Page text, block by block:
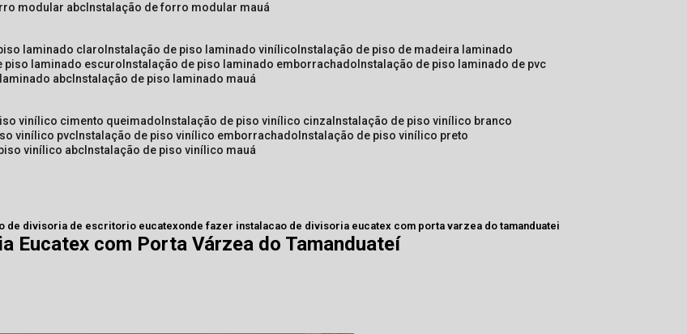
modular abc instalação de forro modular mauá
laminado claro instalação de piso laminado vinílico instalação de piso de madeira laminado
piso laminado escuro instalação de piso laminado emborrachado instalação de piso laminado de pvc
abc instalação de piso laminado mauá
vinílico cimento queimado instalação de piso vinílico cinza instalação de piso vinílico branco
vinílico pvc instalação de piso vinílico emborrachado instalação de piso vinílico preto
vinílico abc instalação de piso vinílico mauá
de divisoria de escritorio eucatexonde fazer instalacao de divisoria eucatex com porta varzea do tamanduatei
Eucatex com Porta Várzea do Tamanduateí